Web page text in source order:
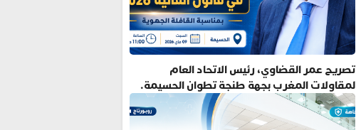
تصريح عمر القضاوي، رئيس الاتحاد العام
لمقاولات المغرب بجهة طنجة تطوان الحسيمة.